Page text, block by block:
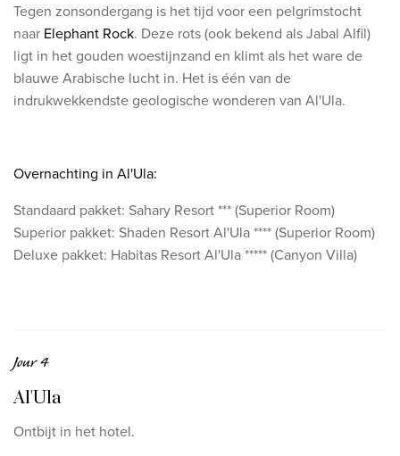
Tegen zonsondergang is het tijd voor een pelgrimstocht
naar Elephant Rock. Deze rots (ook bekend als Jabal Alfil)
ligt in het gouden woestijnzand en klimt als het ware de
blauwe Arabische lucht in. Het is één van de
indrukwekkendste geologische wonderen van Al'Ula.
Overnachting in Al'Ula:
Standaard pakket: Sahary Resort *** (Superior Room)
Superior pakket: Shaden Resort Al'Ula **** (Superior Room)
Deluxe pakket: Habitas Resort Al'Ula ***** (Canyon Villa)
Jour 4
Al'Ula
Ontbijt in het hotel.